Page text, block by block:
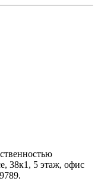
38к1, 5 этаж, офис